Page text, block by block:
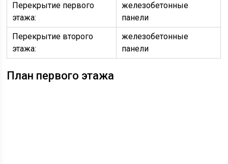
Перекрытие первого
этажа:
железобетонные
панели
Перекрытие второго
этажа:
железобетонные
панели
План первого этажа